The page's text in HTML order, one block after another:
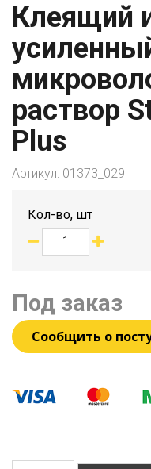
Клеящий
раствор
Plus
Артикул: 01373_029
Кол-во, шт
Под заказ
Сообщить о